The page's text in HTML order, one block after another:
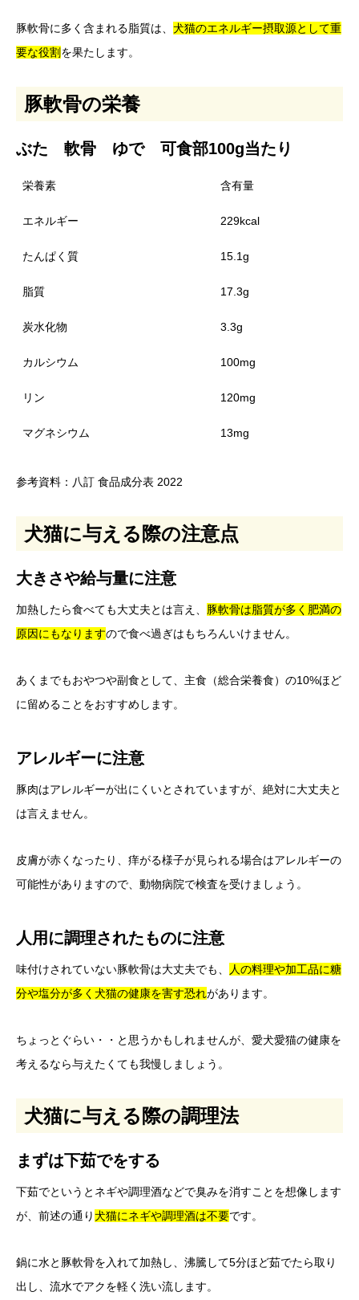
豚軟骨に多く含まれる脂質は、 犬猫のエネルギー摂取源として重
要な役割 を果たします。
豚軟骨の栄養
ぶた 軟骨 ゆで 可食部100g当たり
栄養素 含有量
エネルギー 229kcal
たんぱく質 15.1g
脂質 17.3g
炭水化物 3.3g
カルシウム 100mg
リン 120mg
マグネシウム 13mg
参考資料：八訂 食品成分表 2022
犬猫に与える際の注意点
大きさや給与量に注意
加熱したら食べても大丈夫とは言え、
豚軟骨は脂質が多く肥満の
原因にもなりますので食べ過ぎはもちろんいけません。
あくまでもおやつや副食として、主食（総合栄養食）の10%ほど
に留めることをおすすめします。
アレルギーに注意
豚肉はアレルギーが出にくいとされていますが、絶対に大丈夫と
は言えません。
皮膚が赤くなったり、痒がる様子が見られる場合はアレルギーの
可能性がありますので、動物病院で検査を受けましょう。
人用に調理されたものに注意
味付けされていない豚軟骨は大丈夫でも、
人の料理や加工品に糖
分や塩分が多く犬猫の健康を害す恐れがあります。
ちょっとぐらい・・と思うかもしれませんが、愛犬愛猫の健康を
考えるなら与えたくても我慢しましょう。
犬猫に与える際の調理法
まずは下茹でをする
下茹でというとネギや調理酒などで臭みを消すことを想像します
が、前述の通り犬猫にネギや調理酒は不要です。
鍋に水と豚軟骨を入れて加熱し、沸騰して5分ほど茹でたら取り
出し、流水でアクを軽く洗い流します。